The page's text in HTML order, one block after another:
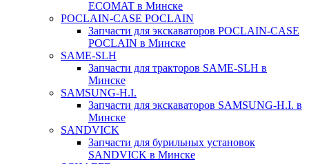
ECOMAT в Минске
POCLAIN-CASE POCLAIN
Запчасти для экскаваторов POCLAIN-CASE
POCLAIN в Минске
SAME-SLH
Запчасти для тракторов SAME-SLH в
Минске
SAMSUNG-H.I.
Запчасти для экскаваторов SAMSUNG-H.I. в
Минске
SANDVICK
Запчасти для бурильных установок
SANDVICK в Минске